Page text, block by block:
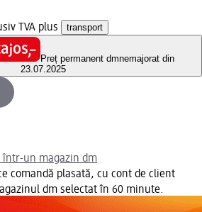
TVA plus transport
Preț permanent dmnemajorat din
23.07.2025
într-un magazin dm
comandă plasată, cu cont de client
dm selectat în 60 minute.